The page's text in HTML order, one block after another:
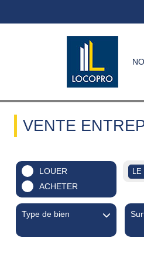
VENTE
Type de bien
LOUER
ACHETER
LE